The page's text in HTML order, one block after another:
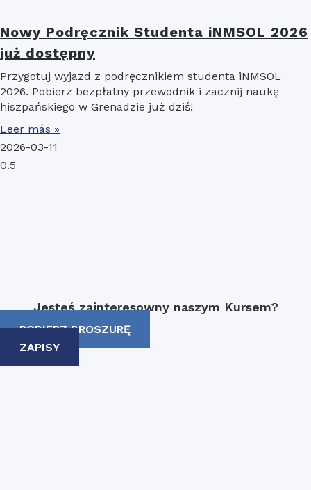
Nowy Podręcznik Studenta iNMSOL 2026
już dostępny
Przygotuj wyjazd z podręcznikiem studenta iNMSOL
2026. Pobierz bezpłatny przewodnik i zacznij naukę
hiszpańskiego w Grenadzie już dziś!
Leer más »
2026-03-11
Jesteś zainteresowny naszym Kursem?
POBIERZ BROSZURĘ
ZAPISY